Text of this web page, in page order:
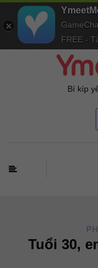
Bí kíp
Tuổi 30,
FREE -